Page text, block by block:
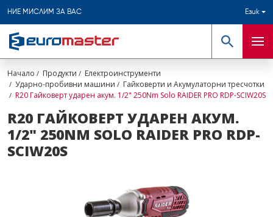
НИЕ МИСЛИМ ЗА ВАС Език
Търсене
Начало Продукти
Електроинструменти
Ударно-пробивни машини
Гайковерти и Акумулаторни тресчотки
R20 Гайковерт ударен акум. 1/2" 250Nm Solo RAIDER PRO RDP-SCIW20S
R20 ГАЙКОВЕРТ УДАРЕН АКУМ.
1/2" 250NM SOLO RAIDER PRO RDP-
SCIW20S